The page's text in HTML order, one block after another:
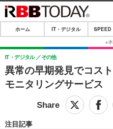
ホーム
IT・デジタル
IT・デジタルTOP
ショッピング
SPEED TEST
エンタメTOP
ホーム IT・デジタル SPEED
異常の早期発見でコス
モニタリングサービス
IT・デジタル その他
注目記事